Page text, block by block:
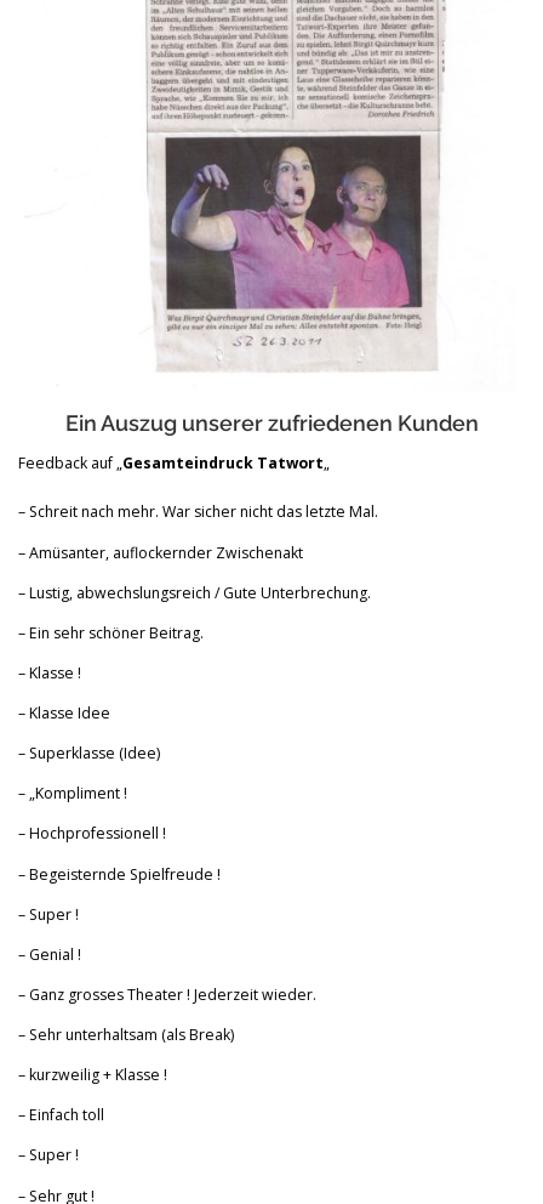
Ein Auszug unserer zufriedenen Kunden
Feedback auf „Gesamteindruck Tatwort„
– Schreit nach mehr. War sicher nicht das letzte Mal.
– Amüsanter, auflockernder Zwischenakt
– Lustig, abwechslungsreich / Gute Unterbrechung.
– Ein sehr schöner Beitrag.
– Klasse !
– Klasse Idee
– Superklasse (Idee)
– „Kompliment !
– Hochprofessionell !
– Begeisternde Spielfreude !
– Super !
– Genial !
– Ganz grosses Theater ! Jederzeit wieder.
– Sehr unterhaltsam (als Break)
– kurzweilig + Klasse !
– Einfach toll
– Super !
– Sehr gut !